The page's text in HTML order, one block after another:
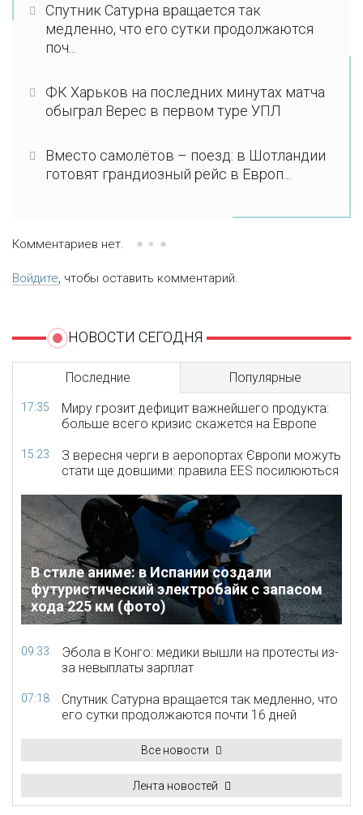
Спутник Сатурна вращается так
медленно, что его сутки продолжаются
поч...
ФК Харьков на последних минутах матча
обыграл Верес в первом туре УПЛ
Вместо самолётов – поезд: в Шотландии
готовят грандиозный рейс в Европ...
Комментариев нет.
Войдите, чтобы оставить комментарий.
НОВОСТИ СЕГОДНЯ
Последние Популярные
17:35
Миру грозит дефицит важнейшего продукта:
больше всего кризис скажется на Европе
15:23
З вересня черги в аеропортах Європи можуть
стати ще довшими: правила EES посилюються
В стиле аниме: в Испании создали
футуристический электробайк с запасом
хода 225 км (фото)
09:33
Эбола в Конго: медики вышли на протесты из-
за невыплаты зарплат
07:18
Спутник Сатурна вращается так медленно, что
его сутки продолжаются почти 16 дней
Все новости
Лента новостей